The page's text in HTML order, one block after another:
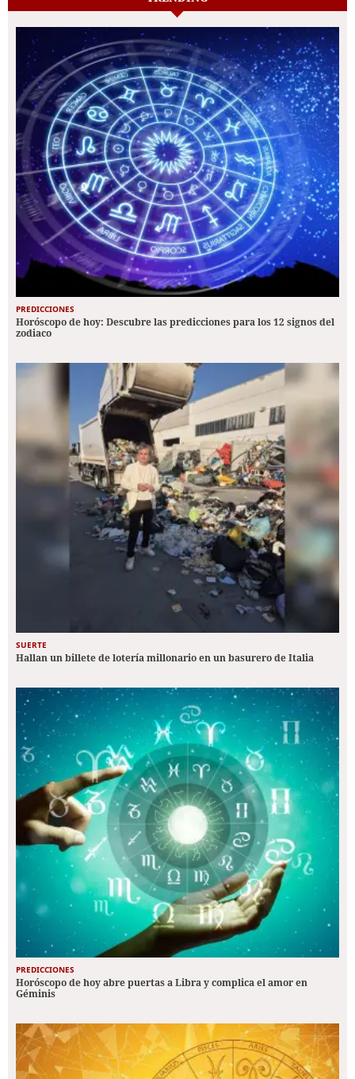
PREDICCIONES
Horóscopo de hoy: Descubre las predicciones para los 12 signos del
zodiaco
SUERTE
Hallan un billete de lotería millonario en un basurero de Italia
PREDICCIONES
Horóscopo de hoy abre puertas a Libra y complica el amor en
Géminis